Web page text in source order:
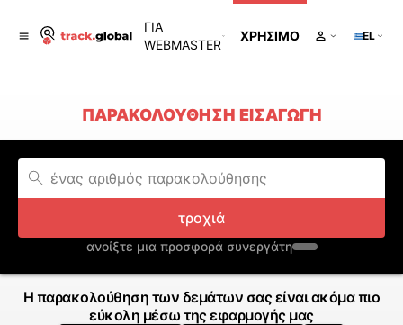
ΓΙΑ
WEBMASTER
ΧΡΉΣΙΜΟ EL
ΠΑΡΑΚΟΛΟΎΘΗΣΗ ΕΙΣΑΓΩΓΉ
τροχιά
ανοίξτε μια προσφορά συνεργάτη
Η παρακολούθηση των δεμάτων σας είναι ακόμα πιο
εύκολη μέσω της εφαρμογής μας